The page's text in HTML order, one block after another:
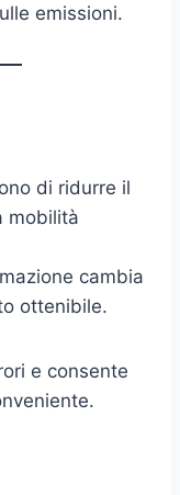
emissioni.
di ridurre il
mobilità
cambia
ottenibile.
e consente